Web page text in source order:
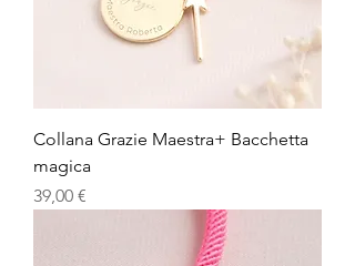
Collana Grazie Maestra+ Bacchetta
magica
Prezzo
39,00 €